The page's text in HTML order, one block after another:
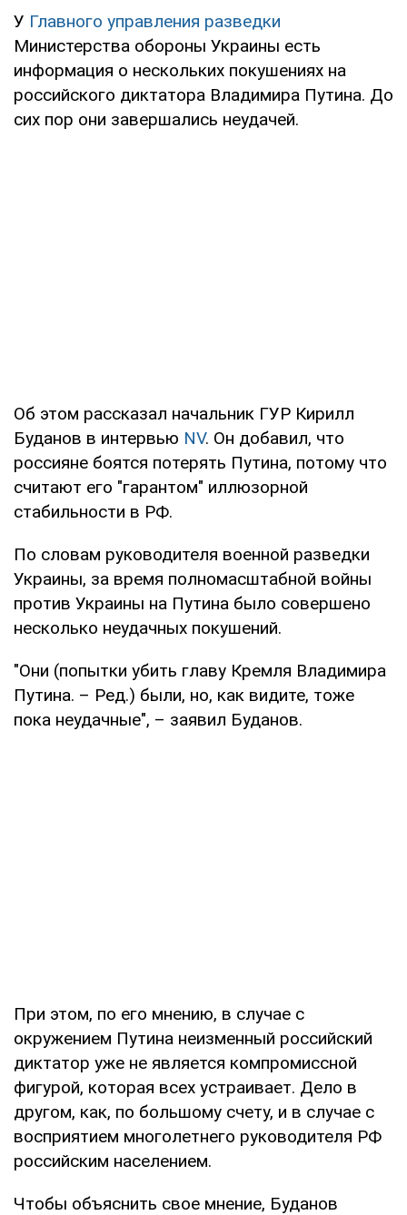
У Главного управления разведки
Министерства обороны Украины есть
информация о нескольких покушениях на
российского диктатора Владимира Путина. До
сих пор они завершались неудачей.
Об этом рассказал начальник ГУР Кирилл
Буданов в интервью NV. Он добавил, что
россияне боятся потерять Путина, потому что
считают его "гарантом" иллюзорной
стабильности в РФ.
По словам руководителя военной разведки
Украины, за время полномасштабной войны
против Украины на Путина было совершено
несколько неудачных покушений.
"Они (попытки убить главу Кремля Владимира
Путина. – Ред.) были, но, как видите, тоже
пока неудачные", – заявил Буданов.
При этом, по его мнению, в случае с
окружением Путина неизменный российский
диктатор уже не является компромиссной
фигурой, которая всех устраивает. Дело в
другом, как, по большому счету, и в случае с
восприятием многолетнего руководителя РФ
российским населением.
Чтобы объяснить свое мнение, Буданов